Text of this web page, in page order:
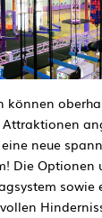
können
neue
Die Optionen
sowie